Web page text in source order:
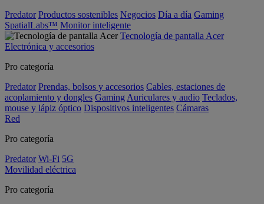
Predator Productos sostenibles Negocios Día a día Gaming
SpatialLabs™ Monitor inteligente
Tecnología de pantalla Acer
Electrónica y accesorios
Pro categoría
Predator Prendas, bolsos y accesorios Cables, estaciones de
acoplamiento y dongles Gaming Auriculares y audio Teclados,
mouse y lápiz óptico Dispositivos inteligentes Cámaras
Red
Pro categoría
Predator Wi-Fi 5G
Movilidad eléctrica
Pro categoría